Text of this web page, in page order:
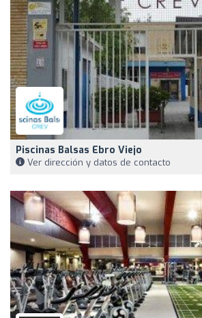
Piscinas Balsas Ebro Viejo
Ver dirección y datos de contacto